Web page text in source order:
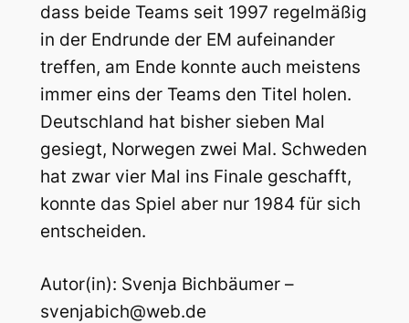
dass beide Teams seit 1997 regelmäßig
in der Endrunde der EM aufeinander
treffen, am Ende konnte auch meistens
immer eins der Teams den Titel holen.
Deutschland hat bisher sieben Mal
gesiegt, Norwegen zwei Mal. Schweden
hat zwar vier Mal ins Finale geschafft,
konnte das Spiel aber nur 1984 für sich
entscheiden.
Autor(in): Svenja Bichbäumer –
svenjabich@web.de